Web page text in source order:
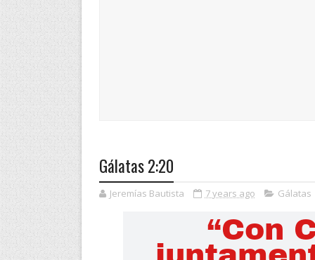
Gálatas 2:20
Jeremías Bautista 7 years ago Gálatas